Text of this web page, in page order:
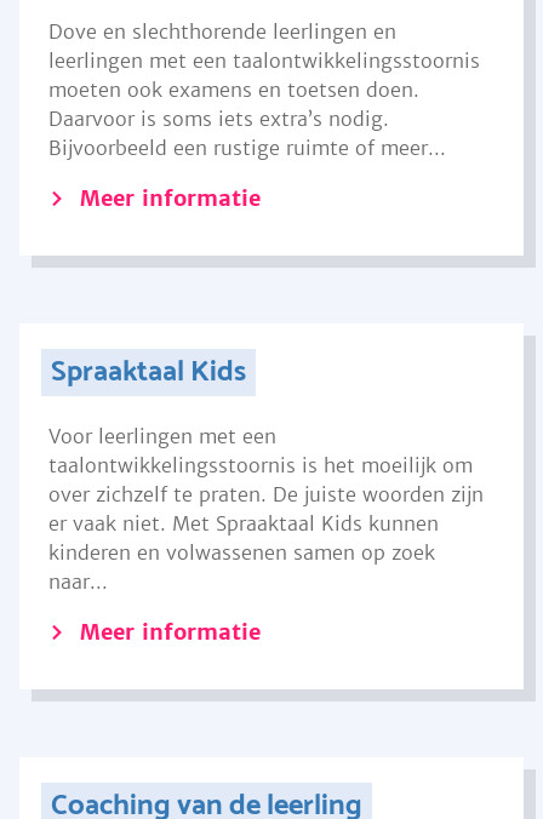
Dove en slechthorende leerlingen en
leerlingen met een taalontwikkelingsstoornis
moeten ook examens en toetsen doen.
Daarvoor is soms iets extra’s nodig.
Bijvoorbeeld een rustige ruimte of meer...
Meer informatie
Spraaktaal Kids
Voor leerlingen met een
taalontwikkelingsstoornis is het moeilijk om
over zichzelf te praten. De juiste woorden zijn
er vaak niet. Met Spraaktaal Kids kunnen
kinderen en volwassenen samen op zoek
naar...
Meer informatie
Coaching van de leerling